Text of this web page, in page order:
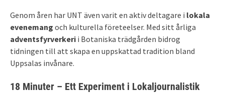
Genom åren har UNT även varit en aktiv deltagare i lokala
evenemang och kulturella företeelser. Med sitt årliga
adventsfyrverkeri i Botaniska trädgården bidrog
tidningen till att skapa en uppskattad tradition bland
Uppsalas invånare.
18 Minuter – Ett Experiment i Lokaljournalistik